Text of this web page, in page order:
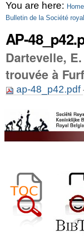
Skip
to
content.
|
Skip
to
navigation
Personal
tools
You are here: Home
Bulletin de la Société
AP-
Dartevelle,
trouvée à
ap-48_p42.pdf